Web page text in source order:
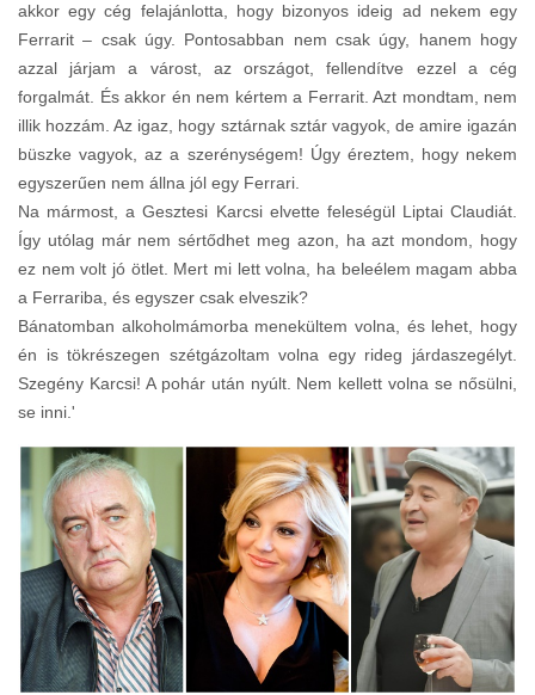
akkor egy cég felajánlotta, hogy bizonyos ideig ad nekem egy
Ferrarit – csak úgy. Pontosabban nem csak úgy, hanem hogy
azzal járjam a várost, az országot, fellendítve ezzel a cég
forgalmát. És akkor én nem kértem a Ferrarit. Azt mondtam, nem
illik hozzám. Az igaz, hogy sztárnak sztár vagyok, de amire igazán
büszke vagyok, az a szerénységem! Úgy éreztem, hogy nekem
egyszerűen nem állna jól egy Ferrari.
Na mármost, a Gesztesi Karcsi elvette feleségül Liptai Claudiát.
Így utólag már nem sértődhet meg azon, ha azt mondom, hogy
ez nem volt jó ötlet. Mert mi lett volna, ha beleélem magam abba
a Ferrariba, és egyszer csak elveszik?
Bánatomban alkoholmámorba menekültem volna, és lehet, hogy
én is tökrészegen szétgázoltam volna egy rideg járdaszegélyt.
Szegény Karcsi! A pohár után nyúlt. Nem kellett volna se nősülni,
se inni.'